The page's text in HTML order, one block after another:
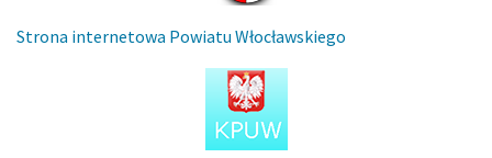
Strona internetowa Powiatu Włocławskiego